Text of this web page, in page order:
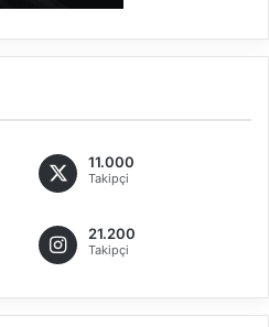
11.000
Takipçi
21.200
Takipçi